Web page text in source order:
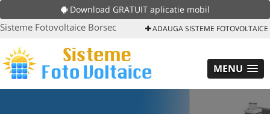
Download GRATUIT aplicatie mobil
Sisteme Fotovoltaice Borsec ADAUGA SISTEME FOTOVOLTAICE
MENU